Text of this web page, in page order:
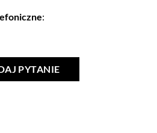
:
PYTANIE